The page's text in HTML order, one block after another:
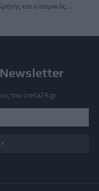
και ο Ιατρικός…
Newsletter
του creta24.gr